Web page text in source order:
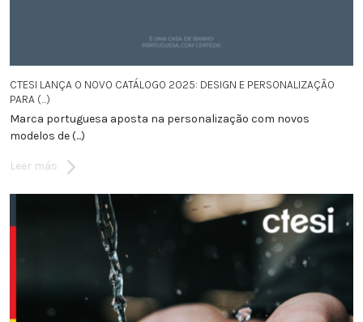
CTESI LANÇA O NOVO CATÁLOGO 2025: DESIGN E PERSONALIZAÇÃO
PARA (...)
Marca portuguesa aposta na personalização com novos
modelos de (...)
Leer más